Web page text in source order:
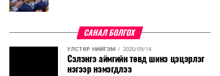
САНАЛ БОЛГОХ
УЛСТӨР НИЙГЭМ 2020/09/14
Сэлэнгэ аймгийн төвд шинэ цэцэрлэг
нэгээр нэмэгдлээ